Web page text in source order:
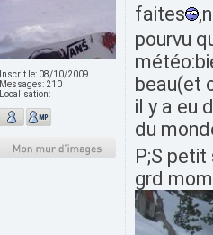
Inscrit le: 08/10/2009
Messages: 210
Localisation:
faites
pourvu
beau(et
il y a eu
du
P;S
grd